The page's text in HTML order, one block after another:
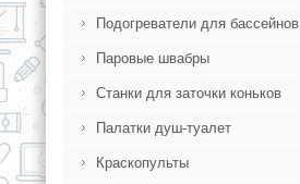
Подогреватели для бассейнов
Паровые швабры
Станки для заточки коньков
Палатки душ-туалет
Краскопульты